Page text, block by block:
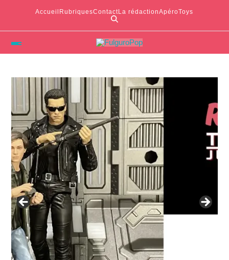
Accueil RubriquesContactLa rédactionApéroToys